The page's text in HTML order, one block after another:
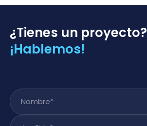
¿Tienes un proyecto?
¡Hablemos!
Nombre
Apellido